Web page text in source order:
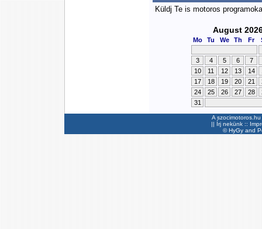
Küldj Te is motoros
August
Mo Tu We Th Fr
3 4 5 6
7
10
11 12 13 14
17
18 19 20 21
24
25 26 27 28
31
A
|| Írj nekünk ::
©HyGyand